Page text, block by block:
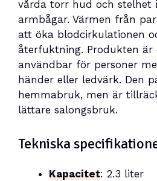
vårda torr hud och stelhet
armbågar. Värmen från
att öka blodcirkulationen
återfuktning. Produkten är
användbar för personer
händer eller ledvärk. Den
hemmabruk, men är
lättare salongsbruk.
Tekniska
Kapacitet: 2.3 liter